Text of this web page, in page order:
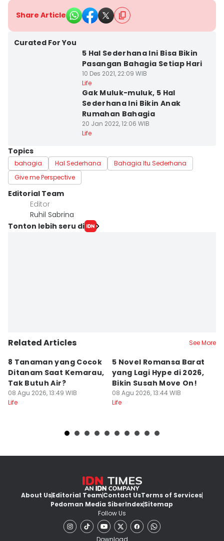
Share Article
Curated For You
5 Hal Sederhana Ini Bisa Bikin
Pasangan Bahagia Setiap Hari
10 Des 2021, 22:09 WIB
Life
Gak Muluk-muluk, 5 Hal
Sederhana Ini Bikin Anak
Rumahan Bahagia
20 Jan 2022, 12:06 WIB
Life
Topics
bahagia Hal Sederhana
Bahagia Itu Sederhana
Give me Perspective
Editorial Team
Editor
Ruhil Sabrina
Tonton lebih seru di
Related Articles See More
8 Tanaman yang Cocok
Ditanam Saat Kemarau,
Tak Butuh Air?
08 Agu 2026, 13:49 WIB
Life
5 Novel Romansa Barat
yang Lagi Hype di 2026,
Bikin Susah Move On!
08 Agu 2026, 13:44 WIB
Life
About UsEditorial TeamContact UsTerms of Services
Pedoman Media SiberIndexSitemap
Follow Us
Download